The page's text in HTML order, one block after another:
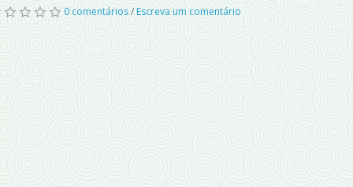
0 comentários/Escreva um comentário